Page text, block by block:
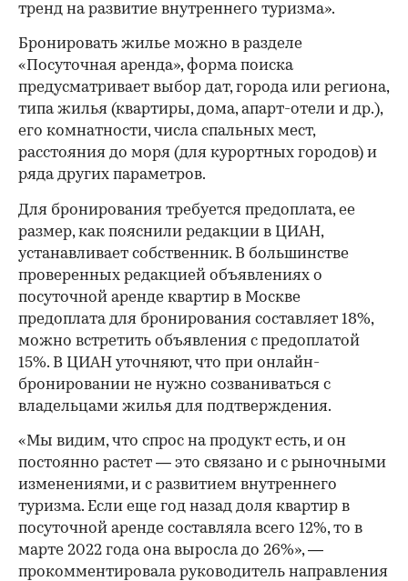
тренд на развитие внутреннего туризма».
Бронировать жилье можно в разделе
«Посуточная аренда», форма поиска
предусматривает выбор дат, города или региона,
типа жилья (квартиры, дома, апарт-отели и др.),
его комнатности, числа спальных мест,
расстояния до моря (для курортных городов) и
ряда других параметров.
00:00 / 00:00
Для бронирования требуется предоплата, ее
размер, как пояснили редакции в ЦИАН,
устанавливает собственник. В большинстве
проверенных редакцией объявлениях о
посуточной аренде квартир в Москве
предоплата для бронирования составляет 18%,
можно встретить объявления с предоплатой
15%. В ЦИАН уточняют, что при онлайн-
бронировании не нужно созваниваться с
владельцами жилья для подтверждения.
«Мы видим, что спрос на продукт есть, и он
постоянно растет — это связано и с рыночными
изменениями, и с развитием внутреннего
туризма. Если еще год назад доля квартир в
посуточной аренде составляла всего 12%, то в
марте 2022 года она выросла до 26%», —
прокомментировала руководитель направления